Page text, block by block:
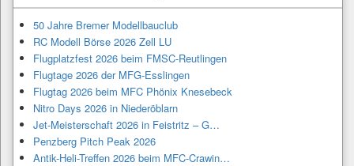
50 Jahre Bremer Modellbauclub
RC Modell Börse 2026 Zell LU
Flugplatzfest 2026 beim FMSC-Reutlingen
Flugtage 2026 der MFG-Esslingen
Flugtag 2026 beim MFC Phönix Knesebeck
Nitro Days 2026 in Niederöblarn
Jet-Meisterschaft 2026 in Feistritz – G…
Penzberg Pitch Peak 2026
Antik-Heli-Treffen 2026 beim MFC-Crawin…